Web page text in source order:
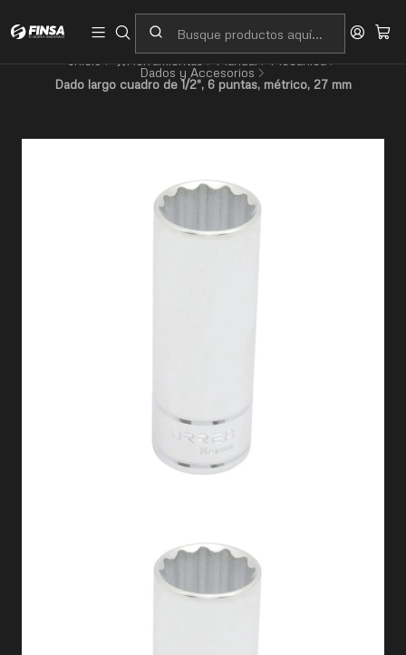
Dados y Accesorios
Dado largo cuadro de 1/2", 6 puntas, métrico, 27 mm